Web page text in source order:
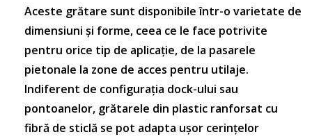
Aceste grătare sunt disponibile într-o varietate de
dimensiuni și forme, ceea ce le face potrivite
pentru orice tip de aplicație, de la pasarele
pietonale la zone de acces pentru utilaje.
Indiferent de configurația dock-ului sau
pontoanelor, grătarele din plastic ranforsat cu
fibră de sticlă se pot adapta ușor cerințelor